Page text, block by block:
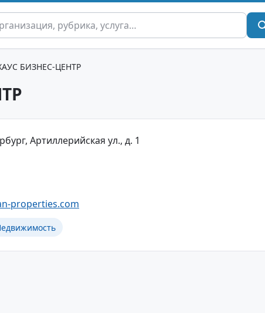
БИЗНЕС-ЦЕНТР
Артиллерийская ул., д. 1
properties.com